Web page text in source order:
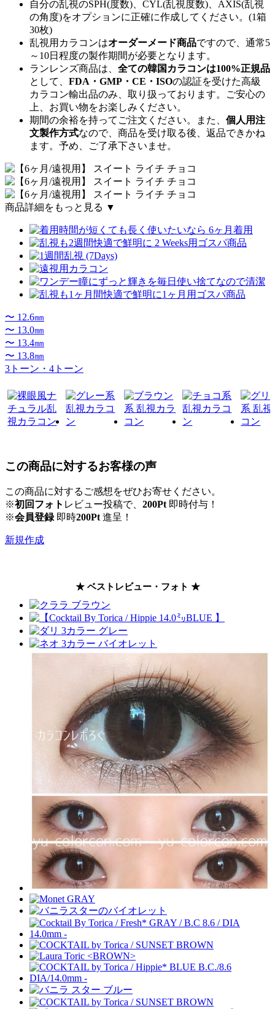
自分の乱視のSPH(度数)、CYL(乱視度数)、AXIS(乱視
の角度)をオプションに正確に作成してください。(1箱
30枚)
乱視用カラコンはオーダーメード商品ですので、 通常5
～10日程度の製作期間が必要となります。
ランレンズ商品は、 全ての韓国カラコンは100%正規品
として、 FDA・GMP・CE・ISOの認証を受けた高級
カラコン輸出品のみ、取り扱っております。ご安心の
上、お買い物をお楽しみください。
期間の余裕を持ってご注文ください。また、 個人用注
文製作方式なので、商品を受け取る後、返品できかね
ます。予め、ご了承下さいませ。
商品詳細をもっと見る ▼
〜 12.6㎜
〜 13.0㎜
〜 13.4㎜
〜 13.8㎜
3トーン・4トーン
この商品に対するお客様の声
この商品に対するご感想をぜひお寄せください。
※初回フォト レビュー投稿で、 200Pt 即時付与！
※会員登録即時200Pt 進呈！
新規作成
★ ベストレビュー・フォト ★